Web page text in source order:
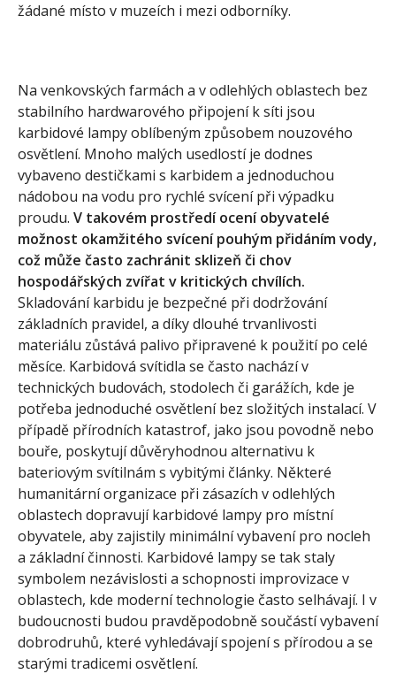
žádané místo v muzeích i mezi odborníky.
Na venkovských farmách a v odlehlých oblastech bez
stabilního hardwarového připojení k síti jsou
karbidové lampy oblíbeným způsobem nouzového
osvětlení. Mnoho malých usedlostí je dodnes
vybaveno destičkami s karbidem a jednoduchou
nádobou na vodu pro rychlé svícení při výpadku
proudu. V takovém prostředí ocení obyvatelé
možnost okamžitého svícení pouhým přidáním vody,
což může často zachránit sklizeň či chov
hospodářských zvířat v kritických chvílích.
Skladování karbidu je bezpečné při dodržování
základních pravidel, a díky dlouhé trvanlivosti
materiálu zůstává palivo připravené k použití po celé
měsíce. Karbidová svítidla se často nachází v
technických budovách, stodolech či garážích, kde je
potřeba jednoduché osvětlení bez složitých instalací. V
případě přírodních katastrof, jako jsou povodně nebo
bouře, poskytují důvěryhodnou alternativu k
bateriovým svítilnám s vybitými články. Některé
humanitární organizace při zásazích v odlehlých
oblastech dopravují karbidové lampy pro místní
obyvatele, aby zajistily minimální vybavení pro nocleh
a základní činnosti. Karbidové lampy se tak staly
symbolem nezávislosti a schopnosti improvizace v
oblastech, kde moderní technologie často selhávají. I v
budoucnosti budou pravděpodobně součástí vybavení
dobrodruhů, které vyhledávají spojení s přírodou a se
starými tradicemi osvětlení.